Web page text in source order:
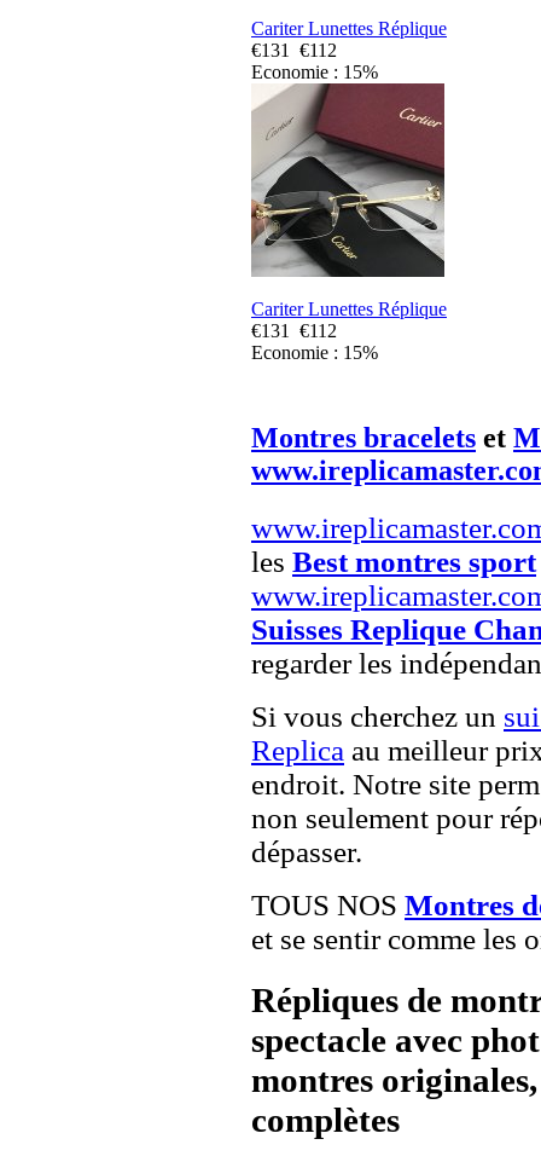
Cariter Lunettes Réplique
€131
€112
Economie : 15%
Cariter Lunettes Réplique
€131
€112
Economie : 15%
Montres bracelets et
les Best montres sport
Suisses Replique
regarder les
Si vous cherchez un
Replica au meilleur
endroit. Notre site
non seulement pour
dépasser.
TOUS NOS Montres
et se sentir comme les
Répliques de
spectacle avec
montres
complètes